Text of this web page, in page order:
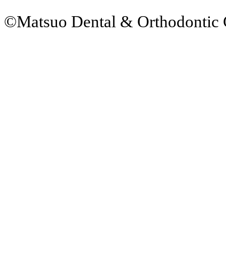
©Matsuo Dental & Orthodontic